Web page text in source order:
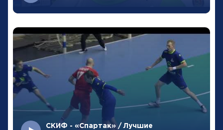
СКИФ - «Спартак» / Лучшие